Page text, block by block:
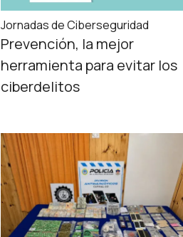
Jornadas de Ciberseguridad
Prevención, la mejor
herramienta para evitar los
ciberdelitos